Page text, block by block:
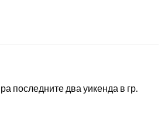
последните два уикенда в гр.